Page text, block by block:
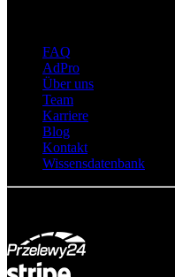
FAQ
AdPro
Über uns
Team
Karriere
Blog
Kontakt
Wissensdatenbank